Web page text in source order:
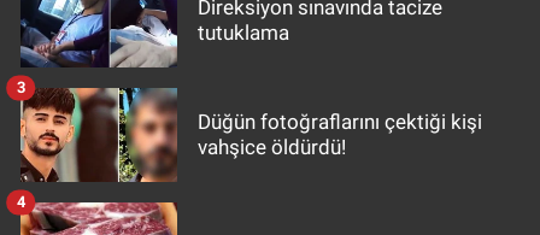
Direksiyon sınavında tacize
tutuklama
Düğün fotoğraflarını çektiği kişi
vahşice öldürdü!
3
4